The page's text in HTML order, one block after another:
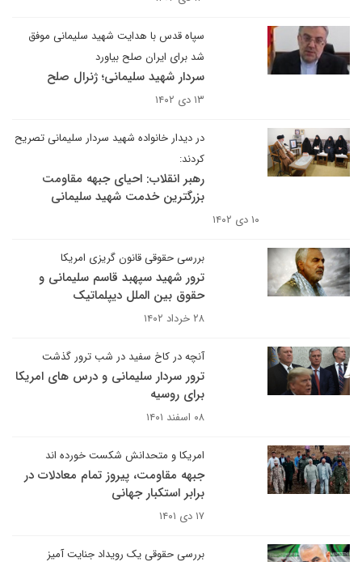
سپاه قدس با هدایت شهید سلیمانی موفق
شد برای ایران صلح بیاورد
سردار شهید سلیمانی؛ ژنرال صلح
۱۳ دی ۱۴۰۲
در دیدار خانواده شهید سردار سلیمانی تصریح
کردند:
رهبر انقلاب: احیای جبهه مقاومت
بزرگترین خدمت شهید سلیمانی
۱۰ دی ۱۴۰۲
بررسی حقوقی قانون گریزی امریکا
ترور شهید سپهبد قاسم سلیمانی و
حقوق بین الملل دیپلماتیک
۲۸ خرداد ۱۴۰۲
آنچه در کاخ سفید در شب ترور گذشت
ترور سردار سلیمانی و درس های امریکا
برای روسیه
۰۸ اسفند ۱۴۰۱
امریکا و متحدانش شکست خورده اند
جبهه مقاومت، پیروز تمام معادلات در
برابر استکبار جهانی
۱۷ دی ۱۴۰۱
بررسی حقوقی یک رویداد جنایت آمیز